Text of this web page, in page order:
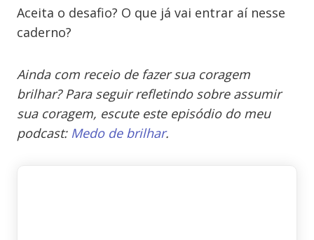
Aceita o desafio? O que já vai entrar aí nesse
caderno?
Ainda com receio de fazer sua coragem
brilhar? Para seguir refletindo sobre assumir
sua coragem, escute este episódio do meu
podcast: Medo de brilhar.